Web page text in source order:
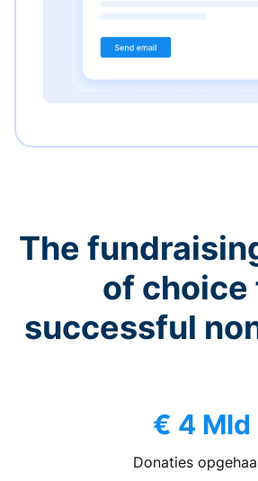
The
of choice
successful
€ 4 Mld
Donaties